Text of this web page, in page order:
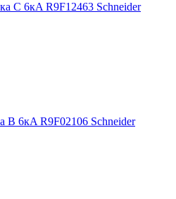
С 6кA R9F12463 Schneider
В 6кA R9F02106 Schneider